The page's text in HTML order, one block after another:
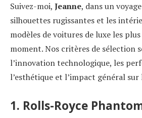
Suivez-moi, Jeanne, dans un
silhouettes rugissantes et les
modèles de voitures de luxe les
moment. Nos critères de sélection
l’innovation technologique, les
l’esthétique et l’impact général sur
1. Rolls-Royce